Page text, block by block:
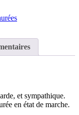
et sympathique.
en état de marche.